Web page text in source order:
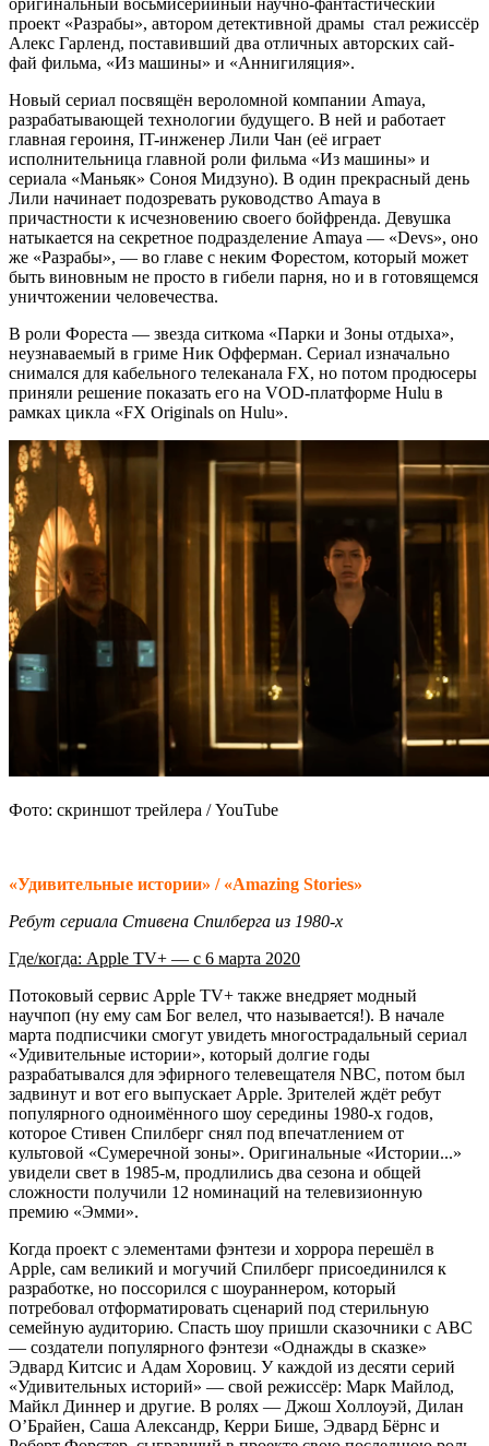
проект «Разрабы», автором детективной драмы стал режиссёр
Алекс Гарленд, поставивший два отличных авторских сай-
фай фильма, «Из машины» и «Аннигиляция».
Новый сериал посвящён вероломной компании Amaya,
разрабатывающей технологии будущего. В ней и работает
главная героиня, IT-инженер Лили Чан (её играет
исполнительница главной роли фильма «Из машины» и
сериала «Маньяк» Соноя Мидзуно). В один прекрасный день
Лили начинает подозревать руководство Amaya в
причастности к исчезновению своего бойфренда. Девушка
натыкается на секретное подразделение Amaya — «Devs», оно
же «Разрабы», — во главе с неким Форестом, который может
быть виновным не просто в гибели парня, но и в готовящемся
уничтожении человечества.
В роли Фореста — звезда ситкома «Парки и Зоны отдыха»,
неузнаваемый в гриме Ник Офферман. Сериал изначально
снимался для кабельного телеканала FX, но потом продюсеры
приняли решение показать его на VOD-платформе Hulu в
рамках цикла «FX Originals on Hulu».
Фото: скриншот трейлера / YouTube
«Удивительные истории» / «Amazing Stories»
Ребут сериала Стивена Спилберга из 1980-х
Где/когда: Apple TV+ — с 6 марта 2020
Потоковый сервис Apple TV+ также внедряет модный
научпоп (ну ему сам Бог велел, что называется!). В начале
марта подписчики смогут увидеть многострадальный сериал
«Удивительные истории», который долгие годы
разрабатывался для эфирного телевещателя NBC, потом был
задвинут и вот его выпускает Apple. Зрителей ждёт ребут
популярного одноимённого шоу середины 1980-х годов,
которое Стивен Спилберг снял под впечатлением от
культовой «Сумеречной зоны». Оригинальные «Истории...»
увидели свет в 1985-м, продлились два сезона и общей
сложности получили 12 номинаций на телевизионную
премию «Эмми».
Когда проект с элементами фэнтези и хоррора перешёл в
Apple, сам великий и могучий Спилберг присоединился к
разработке, но поссорился с шоураннером, который
потребовал отформатировать сценарий под стерильную
семейную аудиторию. Спасть шоу пришли сказочники с ABC
— создатели популярного фэнтези «Однажды в сказке»
Эдвард Китсис и Адам Хоровиц. У каждой из десяти серий
«Удивительных историй» — свой режиссёр: Марк Майлод,
Майкл Диннер и другие. В ролях — Джош Холлоуэй, Дилан
О’Брайен, Саша Александр, Керри Бише, Эдвард Бёрнс и